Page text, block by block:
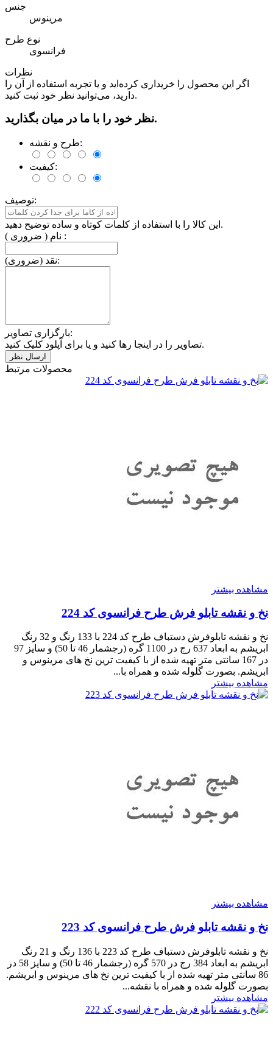
جنس
مرینوس
نوع طرح
فرانسوی
نظرات
اگر این محصول را خریداری کرده‌اید و یا تجربه استفاده از آن را
دارید، می‌توانید نظر خود ثبت کنید.
نظر خود را با ما در میان بگذارید.
طرح و نقشه:
کیفیت:
توصیف:
این کالا را با استفاده از کلمات کوتاه و ساده توضیح دهید.
نام ( ضروری ) :
نقد (ضروری):
بارگزاری تصاویر:
تصاویر را در اینجا رها کنید و یا برای آپلود کلیک کنید.
محصولات مرتبط
مشاهده بیشتر
نخ و نقشه تابلو فرش طرح فرانسوی کد 224
نخ و نقشه تابلوفرش دستباف طرح کد 224 با 133 رنگ و 32 رنگ
ابریشم به ابعاد 637 رج در 1100 گره (رجشمار 46 تا 50) و سایز 97
در 167 سانتی متر تهیه شده از با کیفیت ترین نخ های مرینوس و
ابریشم. بصورت گلوله شده و همراه با...
مشاهده بیشتر
مشاهده بیشتر
نخ و نقشه تابلو فرش طرح فرانسوی کد 223
نخ و نقشه تابلوفرش دستباف طرح کد 223 با 136 رنگ و 21 رنگ
ابریشم به ابعاد 384 رج در 570 گره (رجشمار 46 تا 50) و سایز 58 در
86 سانتی متر تهیه شده از با کیفیت ترین نخ های مرینوس و ابریشم.
بصورت گلوله شده و همراه با نقشه...
مشاهده بیشتر